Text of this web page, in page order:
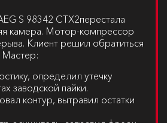
S 98342 CTX2перестала
камера. Мотор-компрессор
Клиент решил обратиться
Мастер:
определил утечку
заводской пайки.
контур, вытравил остатки